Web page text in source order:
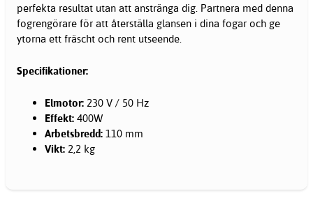
perfekta resultat utan att anstränga dig. Partnera med denna
fogrengörare för att återställa glansen i dina fogar och ge
ytorna ett fräscht och rent utseende.
Specifikationer:
Elmotor: 230 V / 50 Hz
Effekt: 400W
Arbetsbredd: 110 mm
Vikt: 2,2 kg